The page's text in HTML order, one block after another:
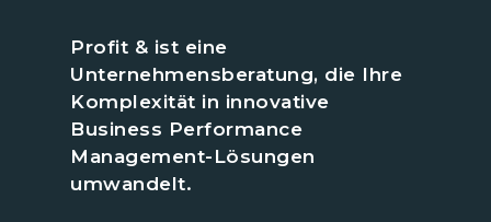
Profit & ist eine
Unternehmensberatung, die Ihre
Komplexität in innovative
Business Performance
Management-Lösungen
umwandelt.